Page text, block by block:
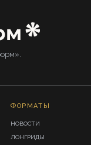
ФОРМАТЫ
НОВОСТИ
ЛОНГРИДЫ